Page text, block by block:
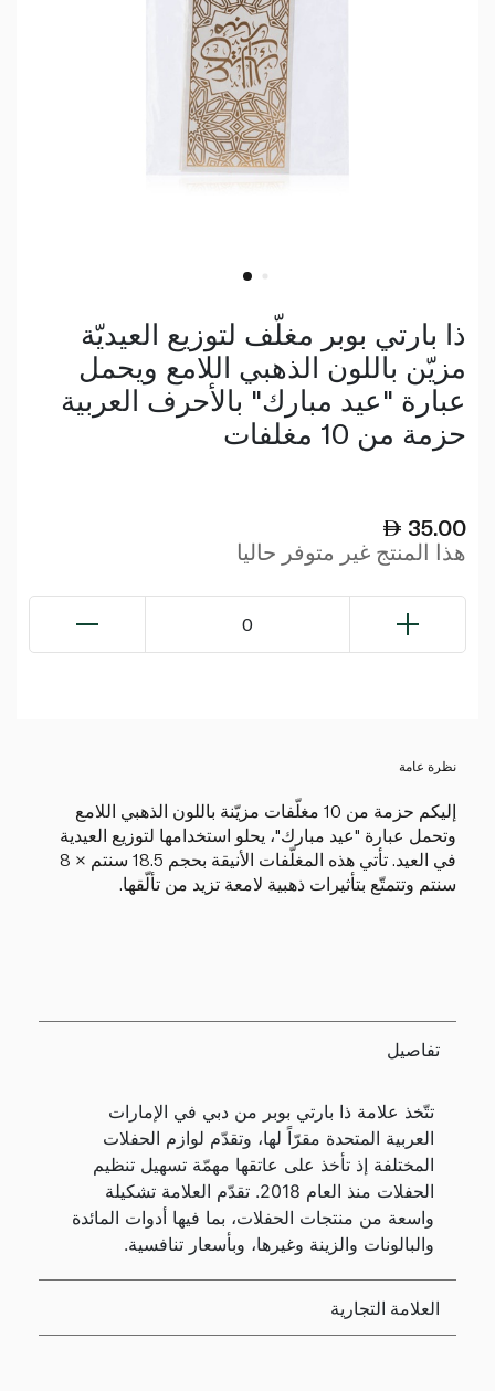
ذا بارتي بوبر مغلّف لتوزيع العيديّة
مزيّن باللون الذهبي اللامع ويحمل
عبارة "عيد مبارك" بالأحرف العربية
حزمة من 10 مغلفات
35.00
هذا المنتج غير متوفر حاليا
0
نظرة عامة
إليكم حزمة من 10 مغلّفات مزيّنة باللون الذهبي اللامع
وتحمل عبارة "عيد مبارك"، يحلو استخدامها لتوزيع العيدية
في العيد. تأتي هذه المغلّفات الأنيقة بحجم 18.5 سنتم × 8
سنتم وتتمتّع بتأثيرات ذهبية لامعة تزيد من تألّقها.
تفاصيل
تتّخذ علامة ذا بارتي بوبر من دبي في الإمارات
العربية المتحدة مقرّاً لها، وتقدّم لوازم الحفلات
المختلفة إذ تأخذ على عاتقها مهمّة تسهيل تنظيم
الحفلات منذ العام 2018. تقدّم العلامة تشكيلة
واسعة من منتجات الحفلات، بما فيها أدوات المائدة
والبالونات والزينة وغيرها، وبأسعار تنافسية.
العلامة التجارية